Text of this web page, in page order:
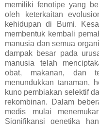
memiliki fenotipe yang
oleh keterkaitan
kehidupan di Bumi.
membentuk kembali
manusia dan semua
dampak besar pada
manusia telah
obat, makanan, dan
menundukkan tanaman,
kuno pembiakan selektif
rekombinan. Dalam
medis mulai
Signifikansi genetika